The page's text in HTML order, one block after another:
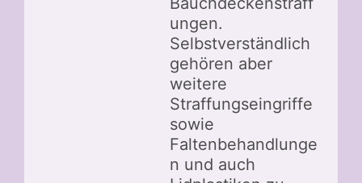
ungen.
Selbstverständlich
gehören aber
weitere
Straffungseingriffe
sowie
Faltenbehandlunge
n und auch